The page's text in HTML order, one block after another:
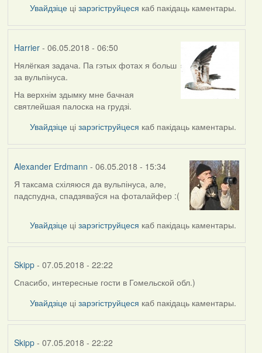
Увайдзіце цізарэгіструйцеся каб пакідаць каментары.
Harrier- 06.05.2018 - 06:50
Нялёгкая задача. Па гэтых фотах я больш
за вульпінуса.
На верхнім здымку мне бачная
святлейшая палоска на грудзі.
Увайдзіце цізарэгіструйцеся каб пакідаць каментары.
Alexander Erdmann - 06.05.2018 - 15:34
In
reply
Я таксама схіляюся да вульпінуса, але,
падспудна, спадзяваўся на фоталайфер :(
Увайдзіце цізарэгіструйцеся каб пакідаць каментары.
Skipp- 07.05.2018 - 22:22
In
reply
by
Erdmann
Спасибо, интересные гости в Гомельской обл.)
Увайдзіце цізарэгіструйцеся каб пакідаць каментары.
Skipp- 07.05.2018 - 22:22